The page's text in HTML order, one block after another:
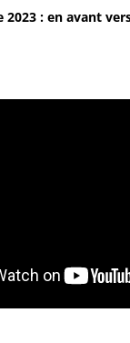
: en avant